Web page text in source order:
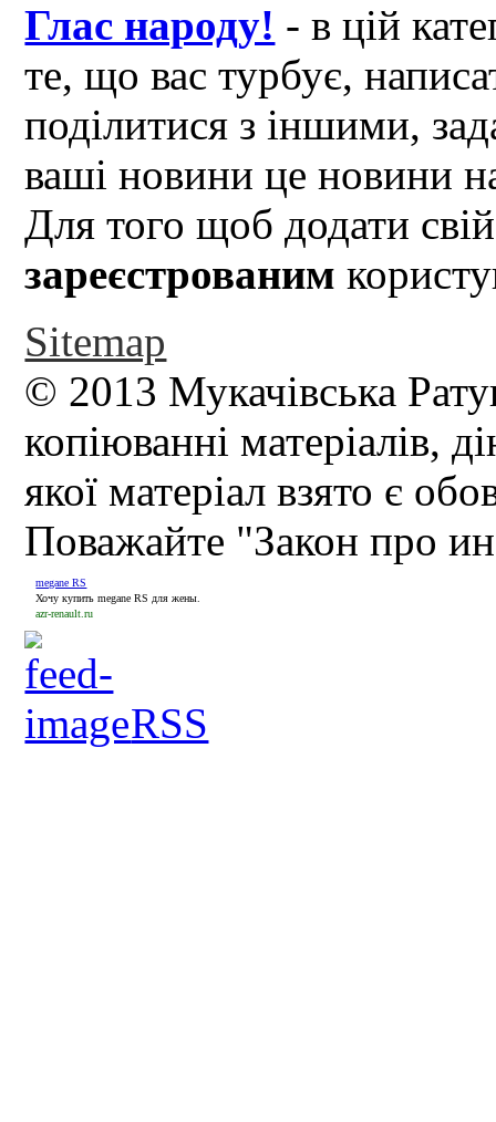
Глас народу! - в цій
те, що вас турбує,
поділитися з іншими,
ваші новини це новини
Для того щоб додати
зареєстрованим
Sitemap
© 2013 Мукачівська
копіюванні матеріалів,
якої матеріал взято є
Поважайте "Закон про
megane RS
Хочу купить megane RS для жены.
azr-renault.ru
RSS